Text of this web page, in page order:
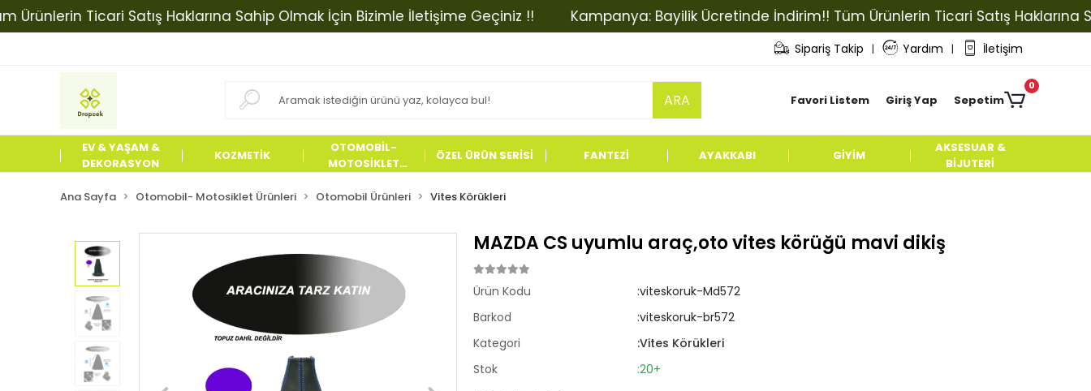
Ticari Satış Haklarına Sahip Olmak İçin Bizimle İletişime Geçiniz !! Kampanya: Bayilik Ücretinde İndirim!! Tüm Ürünlerin Ticari Satış Haklarına
Sipariş Takip | Yardım | İletişim
ARA Favori Listem Giriş Yap Sepetim
0
EV & YAŞAM &
DEKORASYON
KOZMETİK
OTOMOBİL-
MOTOSİKLET
ÖZEL ÜRÜN SERİSİ FANTEZİ AYAKKABI GİYİM
AKSESUAR &
BİJUTERİ
Ana Sayfa Otomobil- Motosiklet Ürünleri Otomobil Ürünleri Vites Körükleri
MAZDA CS uyumlu araç,oto vites körüğü mavi dikiş
Ürün Kodu
:viteskoruk-Md572
Barkod
:viteskoruk-br572
Kategori
:Vites Körükleri
Stok
:20+